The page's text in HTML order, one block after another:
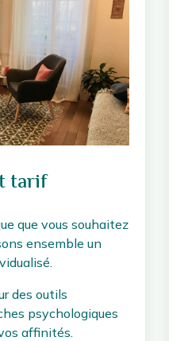
tarif
que vous souhaitez
ensemble un
des outils
psychologiques
affinités.